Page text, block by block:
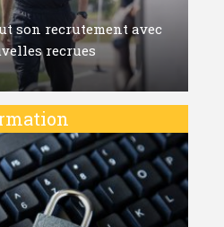
son recrutement avec
recrues